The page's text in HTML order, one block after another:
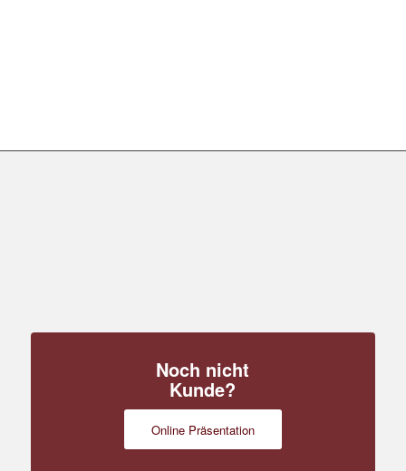
Noch nicht
Kunde?
Online Präsentation